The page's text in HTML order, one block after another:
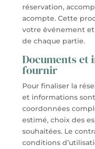
réservation,
acompte. Cette
votre événement
de chaque partie.
Documents et
fournir
Pour finaliser la
et informations
coordonnées
estimé, choix des
souhaitées. Le
conditions